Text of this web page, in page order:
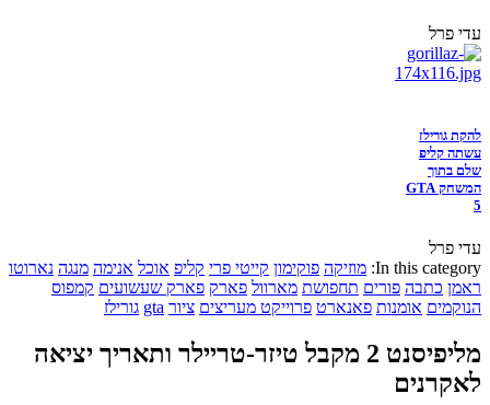
עדי פרל
להקת גורילז
עשתה קליפ
שלם בתוך
המשחק GTA
5
עדי פרל
In this category: מוזיקה פוקימון קייטי פרי קליפ אוכל אנימה מנגה נארוטו
ראמן כתבה פורים תחפושת מארוול פארק פארק שעשועים קמפוס
הנוקמים אומנות פאנארט פרוייקט מעריצים ציור gta גורילז
מליפיסנט 2 מקבל טיזר-טריילר ותאריך יציאה
לאקרנים